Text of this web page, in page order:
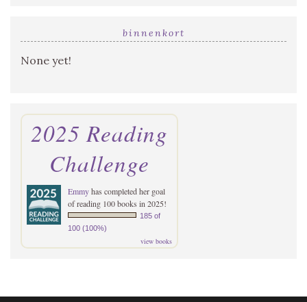
binnenkort
None yet!
2025 Reading
Challenge
Emmyhas completed her goal
of reading 100 books in 2025!
185 of
100 (100%)
view books